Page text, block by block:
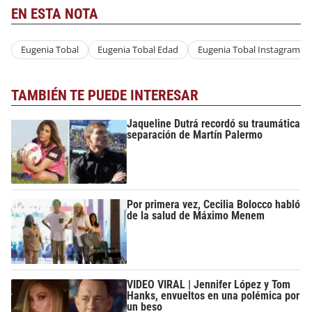
EN ESTA NOTA
Eugenia Tobal Eugenia Tobal Edad Eugenia Tobal Instagram
TAMBIÉN TE PUEDE INTERESAR
Jaqueline Dutrá recordó su traumática
separación de Martín Palermo
Por primera vez, Cecilia Bolocco habló
de la salud de Máximo Menem
VIDEO VIRAL | Jennifer López y Tom
Hanks, envueltos en una polémica por
un beso